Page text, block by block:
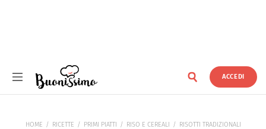
ACCEDI
HOME RICETTE PRIMI PIATTI RISO E CEREALI RISOTTI TRADIZIONALI